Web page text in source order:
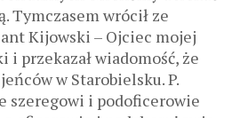
Tymczasem wrócił ze
Kijowski – Ojciec mojej
przekazał wiadomość, że
w Starobielsku. P.
szeregowi i podoficerowie